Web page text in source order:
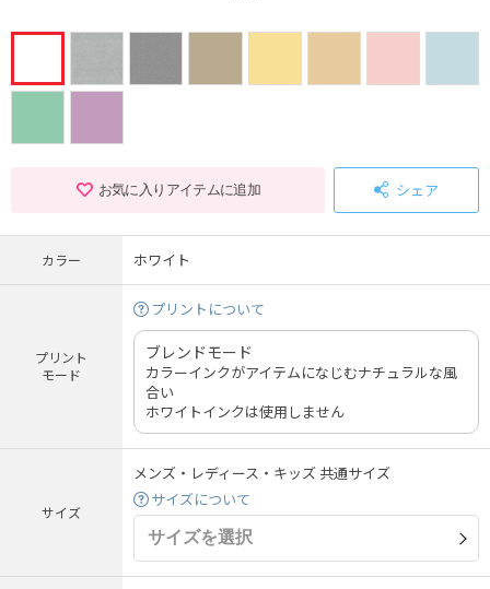
お気に入りアイテムに追加 シェア
カラー ホワイト
プリント
モード
プリントについて
ブレンドモード
カラーインクがアイテムになじむナチュラルな風
合い
ホワイトインクは使用しません
サイズ
メンズ・レディース・キッズ 共通サイズ
サイズについて